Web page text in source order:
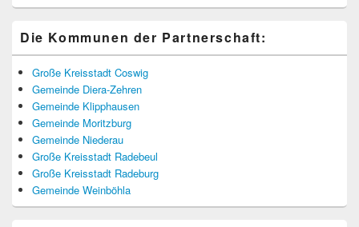
Die Kommunen der Partnerschaft:
Große Kreisstadt Coswig
Gemeinde Diera-Zehren
Gemeinde Klipphausen
Gemeinde Moritzburg
Gemeinde Niederau
Große Kreisstadt Radebeul
Große Kreisstadt Radeburg
Gemeinde Weinböhla